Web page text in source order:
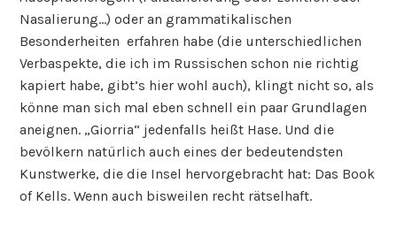
Nasalierung…) oder an grammatikalischen
Besonderheiten erfahren habe (die unterschiedlichen
Verbaspekte, die ich im Russischen schon nie richtig
kapiert habe, gibt’s hier wohl auch), klingt nicht so, als
könne man sich mal eben schnell ein paar Grundlagen
aneignen. „Giorria“ jedenfalls heißt Hase. Und die
bevölkern natürlich auch eines der bedeutendsten
Kunstwerke, die die Insel hervorgebracht hat: Das Book
of Kells. Wenn auch bisweilen recht rätselhaft.